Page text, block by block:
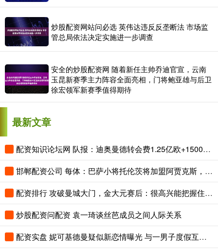
炒股配资网站问必选 英伟达违反反垄断法 市场监
管总局依法决定实施进一步调查
安全的炒股配资网 随着新任主帅乔迪官宣，云南
玉昆新赛季主力阵容全面亮相，门将鲍亚雄与后卫
徐宏领军新赛季值得期待
最新文章
配资知识论坛网 队报：迪奥曼德转会费1.25亿欧+1500万奖金，将成为皇马最贵引援
邯郸配资公司 每体：巴萨小将托伦茨将加盟阿贾克斯，转会费最高可达600万欧
配资排行 攻破曼城大门，金大元赛后：很高兴能把握住机会，亲身感受到差距
炒股配资问配资 袁一琦谈丝芭成员之间人际关系
配资实盘 妮可基德曼疑似新恋情曝光 与一男子度假互动亲密